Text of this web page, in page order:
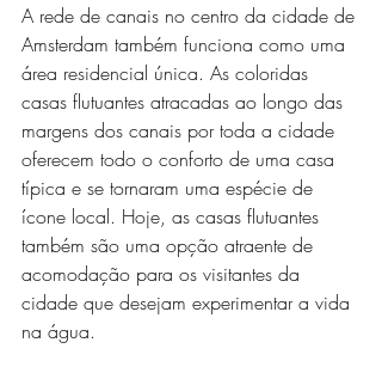
A rede de canais no centro da cidade de
Amsterdam também funciona como uma
área residencial única. As coloridas
casas flutuantes atracadas ao longo das
margens dos canais por toda a cidade
oferecem todo o conforto de uma casa
típica e se tornaram uma espécie de
ícone local. Hoje, as casas flutuantes
também são uma opção atraente de
acomodação para os visitantes da
cidade que desejam experimentar a vida
na água.